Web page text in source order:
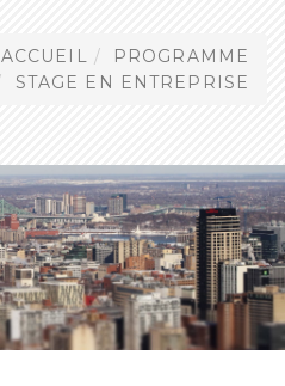
ACCUEIL
PROGRAMME
STAGE EN ENTREPRISE